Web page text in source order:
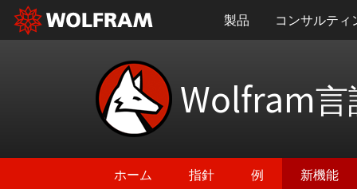
製品 コンサルティ
Wolfram言
ホーム 指針 例 新機能